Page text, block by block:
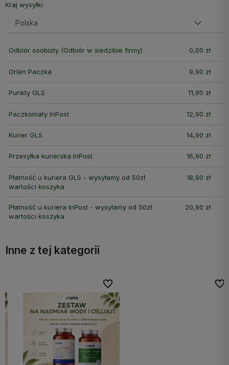
Kraj wysyłki:
Odbiór osobisty(Odbiór w siedzibie firmy) 0,00 zł
Orlen Paczka 9,90 zł
Punkty GLS 11,90 zł
Paczkomaty InPost 12,90 zł
Kurier GLS 14,90 zł
Przesyłka kurierska InPost 16,90 zł
Płatność u kuriera GLS - wysyłamy od 50zł
wartości koszyka
18,90 zł
Płatność u kuriera InPost - wysyłamy od 50zł
wartości koszyka
20,90 zł
Inne z tej kategorii
Do ulubionych
Do ulubionych Do
Do